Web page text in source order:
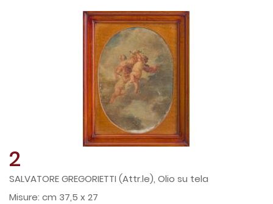
2
SALVATORE GREGORIETTI (Attr.le), Olio su tela
cm 37,5 x 27